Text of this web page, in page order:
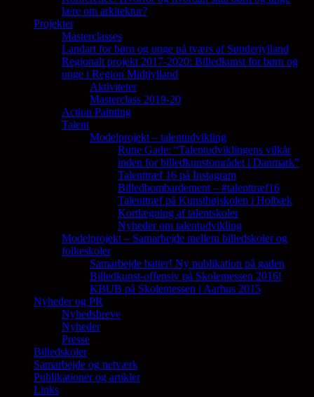
lære om arkitektur?
Projekter
Masterclasses
Landart for børn og unge på tværs af Sønderjylland
Regionalt projekt 2017-2020: Billedkunst for børn og
unge i Region Midtjylland
Aktiviteter
Masterclass 2019-20
Action Painting
Talent
Modelprojekt – talentudvikling
Rune Gade: “Talentudviklingens vilkår
inden for billedkunstområdet i Danmark”
Talenttræf 16 på Instagram
Billedbombardement – #talenttræf16
Talenttræf på Kunsthøjskolen i Holbæk
Kortlægning af talentskoler
Nyheder om talentudvikling
Modelprojekt – Samarbejde mellem billedskoler og
folkeskoler
Samarbejde batter! Ny publikation på gaden
Billedkunst-offensiv på Skolemessen 2016!
KBUB på Skolemessen i Aarhus 2015
Nyheder og PR
Nyhedsbreve
Nyheder
Presse
Billedskoler
Samarbejde og netværk
Publikationer og artikler
Links